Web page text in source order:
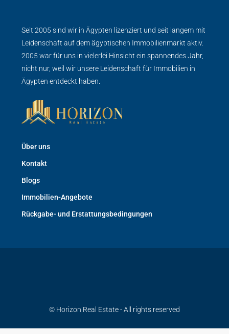
Seit 2005 sind wir in Ägypten lizenziert und seit langem mit
Leidenschaft auf dem ägyptischen Immobilienmarkt aktiv.
2005 war für uns in vielerlei Hinsicht ein spannendes Jahr,
nicht nur, weil wir unsere Leidenschaft für Immobilien in
Ägypten entdeckt haben.
Über uns
Kontakt
Blogs
Immobilien-Angebote
Rückgabe- und Erstattungsbedingungen
© Horizon Real Estate - All rights reserved